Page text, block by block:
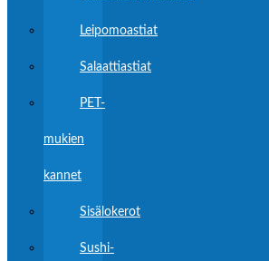
Leipomoastiat
Salaattiastiat
PET-
mukien
kannet
Sisälokerot
Sushi-